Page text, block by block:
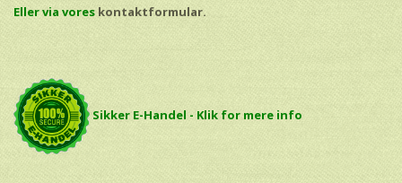
Eller via vores kontaktformular.
Sikker E-Handel - Klik for mere info